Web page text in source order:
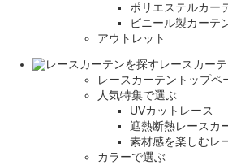
ポリエステルカー
ビニール製カーテ
アウトレット
レースカーテ
レースカーテントップペ
人気特集で選ぶ
UVカットレース
遮熱断熱レースカ
素材感を楽しむレ
カラーで選ぶ